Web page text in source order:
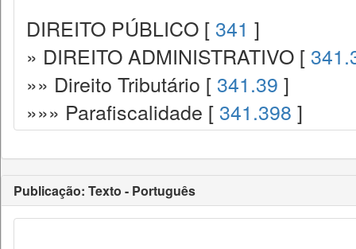
DIREITO PÚBLICO [ 341 ]
» DIREITO ADMINISTRATIVO [
»» Direito Tributário [ 341.39 ]
»»» Parafiscalidade [ 341.398 ]
Publicação: Texto - Português